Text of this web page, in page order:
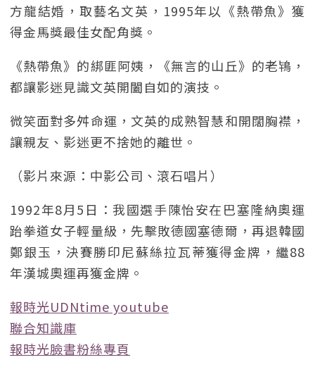
方龍結婚，取藝名文英，1995年以《熱帶魚》獲
得金馬獎最佳女配角獎。
《熱帶魚》的綁匪阿姨，《無言的山丘》的老鴇，
都讓影迷見識文英開闔自如的演技。
微笑面對多舛命運，文英的成熟智慧和開闊胸襟，
讓親友、影迷更不捨她的離世。
（影片來源：中影公司、滾石唱片）
1992年8月5日：我國選手陳怡安在巴塞隆納奧運
跆拳道女子輕量級，先擊敗德國塞德爾，再退韓國
鄭銀玉，決賽勝印尼蘇絲拉瓦蒂獲得金牌，繼88
年漢城奧運再獲金牌。
報時光UDNtime youtube
聯合知識庫
報時光臉書粉絲專頁